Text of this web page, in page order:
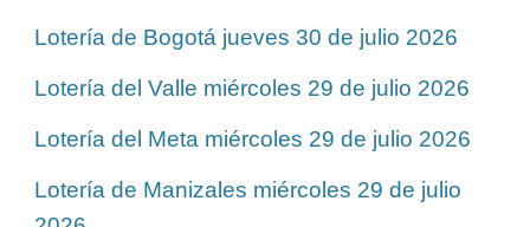
Lotería de Bogotá jueves 30 de julio 2026
Lotería del Valle miércoles 29 de julio 2026
Lotería del Meta miércoles 29 de julio 2026
Lotería de Manizales miércoles 29 de julio